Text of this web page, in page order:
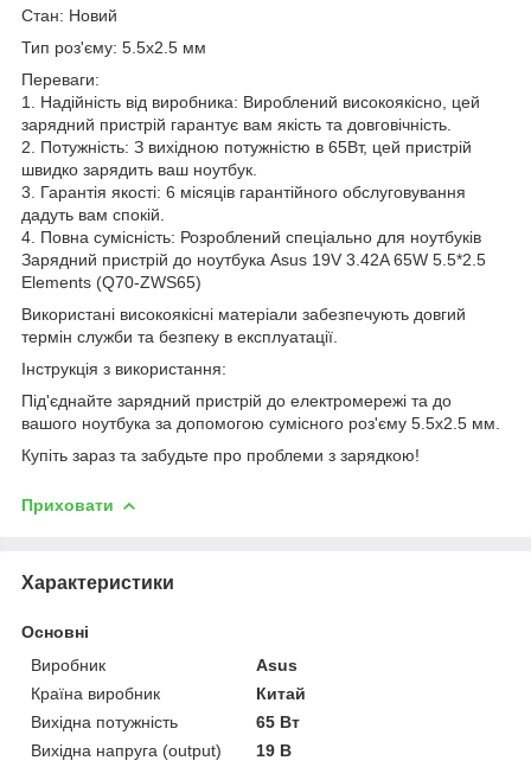
Стан: Новий
Тип роз'єму: 5.5x2.5 мм
Переваги:
1. Надійність від виробника: Вироблений високоякісно, цей
зарядний пристрій гарантує вам якість та довговічність.
2. Потужність: З вихідною потужністю в 65Вт, цей пристрій
швидко зарядить ваш ноутбук.
3. Гарантія якості: 6 місяців гарантійного обслуговування
дадуть вам спокій.
4. Повна сумісність: Розроблений спеціально для ноутбуків
Зарядний пристрій до ноутбука Asus 19V 3.42A 65W 5.5*2.5
Elements (Q70-ZWS65)
Використані високоякісні матеріали забезпечують довгий
термін служби та безпеку в експлуатації.
Інструкція з використання:
Під'єднайте зарядний пристрій до електромережі та до
вашого ноутбука за допомогою сумісного роз'єму 5.5x2.5 мм.
Купіть зараз та забудьте про проблеми з зарядкою!
Приховати
Характеристики
Основні
Виробник
Asus
Країна виробник
Китай
Вихідна потужність
65 Вт
Вихідна напруга (output)
19 В